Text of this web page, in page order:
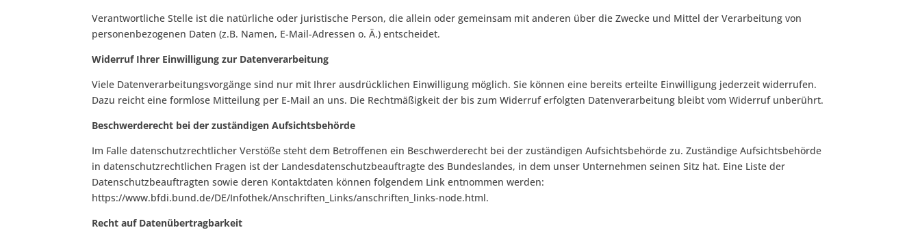
Verantwortliche Stelle ist die natürliche oder juristische Person, die allein oder gemeinsam mit anderen über die Zwecke und Mittel der Verarbeitung von
personenbezogenen Daten (z.B. Namen, E-Mail-Adressen o. Ä.) entscheidet.
Widerruf Ihrer Einwilligung zur Datenverarbeitung
Viele Datenverarbeitungsvorgänge sind nur mit Ihrer ausdrücklichen Einwilligung möglich. Sie können eine bereits erteilte Einwilligung jederzeit widerrufen.
Dazu reicht eine formlose Mitteilung per E-Mail an uns. Die Rechtmäßigkeit der bis zum Widerruf erfolgten Datenverarbeitung bleibt vom Widerruf unberührt.
Beschwerderecht bei der zuständigen Aufsichtsbehörde
Im Falle datenschutzrechtlicher Verstöße steht dem Betroffenen ein Beschwerderecht bei der zuständigen Aufsichtsbehörde zu. Zuständige Aufsichtsbehörde
in datenschutzrechtlichen Fragen ist der Landesdatenschutzbeauftragte des Bundeslandes, in dem unser Unternehmen seinen Sitz hat. Eine Liste der
Datenschutzbeauftragten sowie deren Kontaktdaten können folgendem Link entnommen werden:
https://www.bfdi.bund.de/DE/Infothek/Anschriften_Links/anschriften_links-node.html.
Recht auf Datenübertragbarkeit